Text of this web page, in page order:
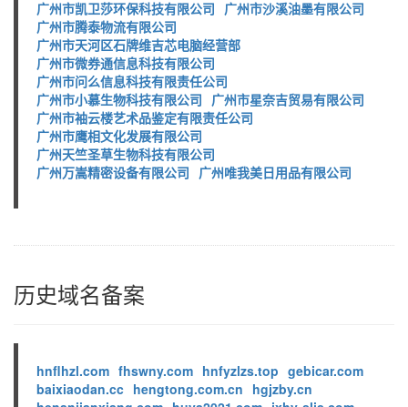
广州市凯卫莎环保科技有限公司 广州市沙溪油墨有限公司
广州市腾泰物流有限公司
广州市天河区石牌维吉芯电脑经营部
广州市微券通信息科技有限公司
广州市问么信息科技有限责任公司
广州市小慕生物科技有限公司 广州市星奈吉贸易有限公司
广州市袖云楼艺术品鉴定有限责任公司
广州市鹰相文化发展有限公司
广州天竺圣草生物科技有限公司
广州万嵩精密设备有限公司 广州唯我美日用品有限公司
历史域名备案
hnflhzl.com fhswny.com hnfyzlzs.top gebicar.com
baixiaodan.cc hengtong.com.cn hgjzby.cn